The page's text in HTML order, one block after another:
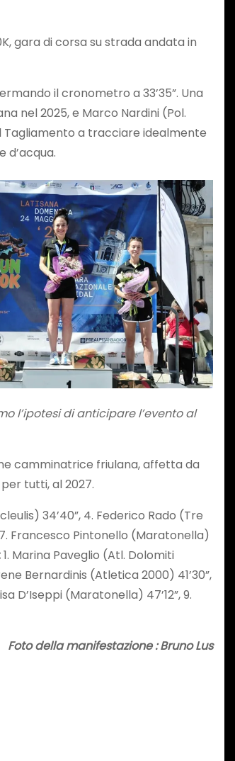
gara di corsa su strada andata in
il cronometro a 33’35”. Una
nel 2025, e Marco Nardini (Pol.
Tagliamento a tracciare idealmente
d’acqua.
l’ipotesi di anticipare l’evento al
camminatrice friulana, affetta da
tutti, al 2027.
34’40”, 4. Federico Rado (Tre
7. Francesco Pintonello (Maratonella)
1. Marina Paveglio (Atl. Dolomiti
Bernardinis (Atletica 2000) 41’30”,
D’Iseppi (Maratonella) 47’12”, 9.
Foto della manifestazione : Bruno Lus